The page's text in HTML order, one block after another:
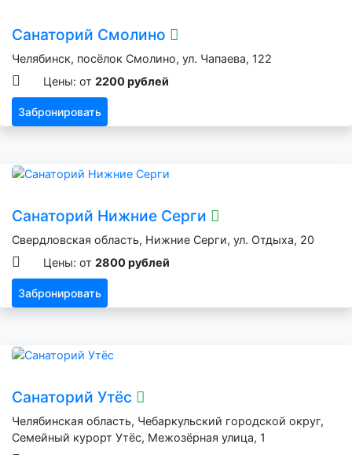
Санаторий Смолино
Челябинск, посёлок Смолино, ул. Чапаева, 122
Цены: от 2200 рублей
Забронировать
Санаторий Нижние Серги
Свердловская область, Нижние Серги, ул. Отдыха, 20
Цены: от 2800 рублей
Забронировать
Санаторий Утёс
Челябинская область, Чебаркульский городской округ,
Семейный курорт Утёс, Межозёрная улица, 1